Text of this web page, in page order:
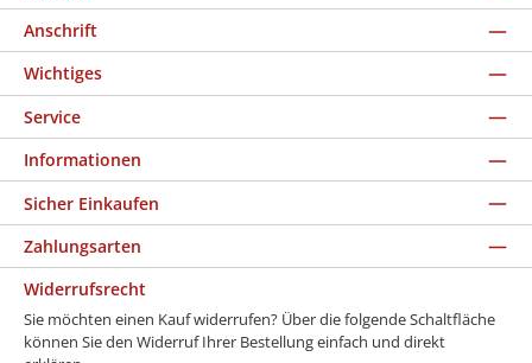
Anschrift
Wichtiges
Service
Informationen
Sicher Einkaufen
Zahlungsarten
Widerrufsrecht
Sie möchten einen Kauf widerrufen? Über die folgende Schaltfläche
können Sie den Widerruf Ihrer Bestellung einfach und direkt